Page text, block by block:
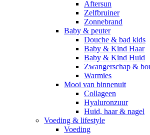
Aftersun
Zelfbruiner
Zonnebrand
Baby & peuter
Douche & bad kids
Baby & Kind Haar
Baby & Kind Huid
Zwangerschap &
Warmies
Mooi van binnenuit
Collageen
Hyaluronzuur
Huid, haar & nagel
Voeding & lifestyle
Voeding